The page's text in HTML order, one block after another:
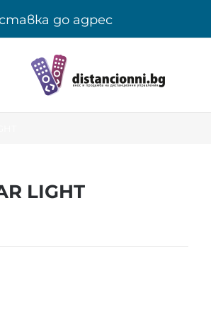
до адрес
LIGHT